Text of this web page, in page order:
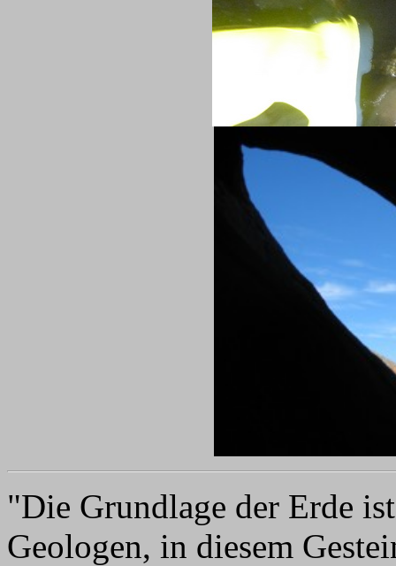
"Die Grundlage der Erde
Geologen, in diesem